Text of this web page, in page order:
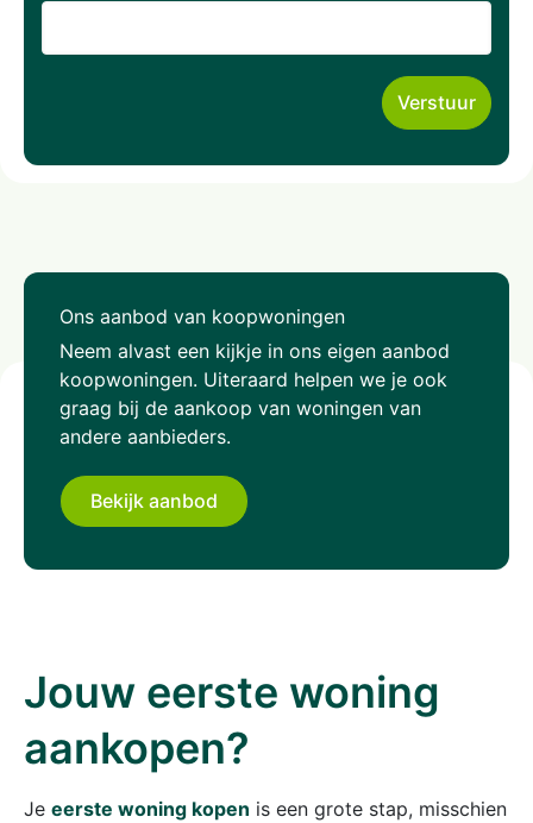
Ons aanbod van koopwoningen
Neem alvast een kijkje in ons eigen aanbod
koopwoningen. Uiteraard helpen we je ook
graag bij de aankoop van woningen van
andere aanbieders.
Bekijk aanbod
Jouw eerste woning
aankopen?
Je eerste woning kopen is een grote stap, misschien